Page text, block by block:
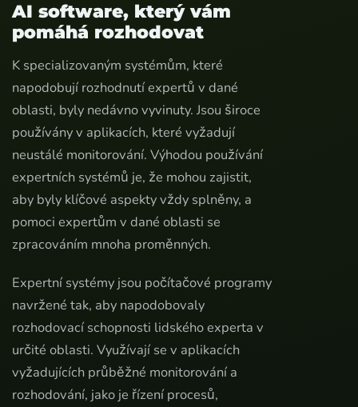
AI software, který vám
pomáhá rozhodovat
K specializovaným systémům, které
napodobují rozhodnutí expertů v dané
oblasti, byly nedávno vyvinuty. Jsou široce
používány v aplikacích, které vyžadují
neustálé monitorování. Výhodou používání
expertních systémů je, že mohou zajistit,
aby byly klíčové aspekty vždy splněny, a
pomoci expertům v dané oblasti se
zpracováním mnoha proměnných.
Expertní systémy jsou počítačové programy
navržené tak, aby napodobovaly
rozhodovací schopnosti lidského experta v
určité oblasti. Využívají se v aplikacích
vyžadujících průběžné monitorování a
rozhodování, jako je řízení procesů,